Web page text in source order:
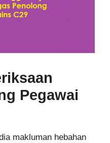
Pegawai
makluman hebahan